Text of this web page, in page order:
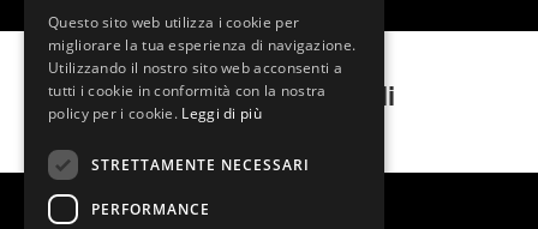
7 spose per 7 fratelli
Questo sito web utilizza i cookie per
migliorare la tua esperienza di navigazione.
Utilizzando il nostro sito web acconsenti a
tutti i cookie in conformità con la nostra
policy per i cookie. Leggi di più
STRETTAMENTE NECESSARI
PERFORMANCE